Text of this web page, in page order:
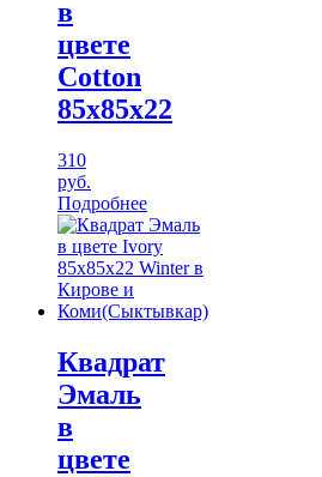
в
цвете
Cotton
85х85х22
310
руб.
Подробнее
Квадрат
Эмаль
в
цвете